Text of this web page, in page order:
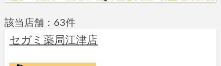
該当店舗：63件
セガミ薬局江津店